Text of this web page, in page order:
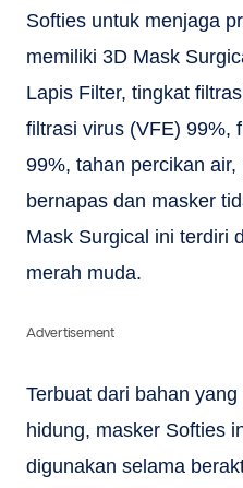
Softies untuk menjaga
memiliki 3D Mask
Lapis Filter, tingkat
filtrasi virus (VFE) 99%,
99%, tahan percikan
bernapas dan masker
Mask Surgical ini terdiri
merah muda.
Advertisement
Terbuat dari bahan
hidung, masker Softies
digunakan selama